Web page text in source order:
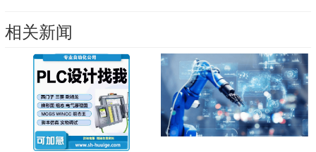
相关新闻